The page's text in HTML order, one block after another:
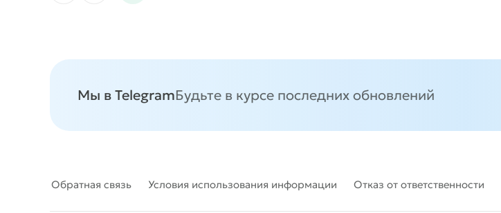
Мы в TelegramБудьте в курсе последних обновлений
Обратная связь Условия использования информации Отказ от ответственности